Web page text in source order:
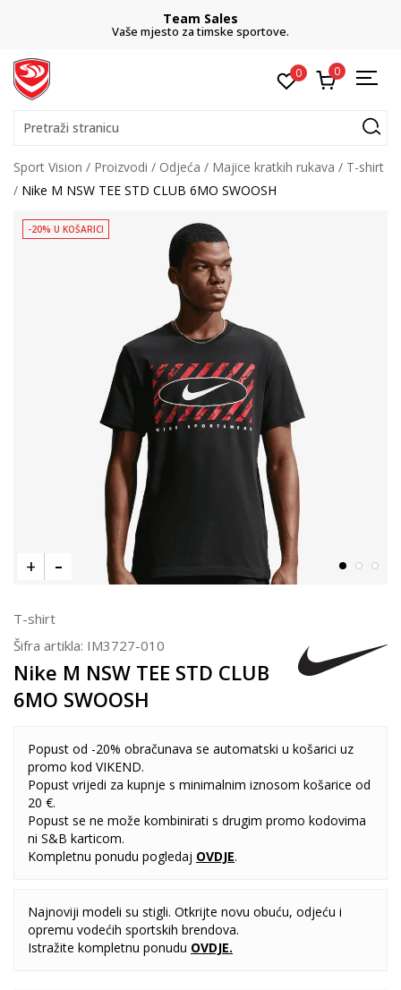
Team Sales
Vaše mjesto za timske sportove.
0 0
Pretraži stranicu
Sport Vision Proizvodi Odjeća Majice kratkih rukava
T-shirt
Nike M NSW TEE STD CLUB 6MO SWOOSH
-20% U KOŠARICI
T-shirt
Šifra artikla: IM3727-010
Nike M NSW TEE STD CLUB
6MO SWOOSH
Popust od -20% obračunava se automatski u košarici uz
promo kod VIKEND.
Popust vrijedi za kupnje s minimalnim iznosom košarice od
20 €.
Popust se ne može kombinirati s drugim promo kodovima
ni S&B karticom.
Kompletnu ponudu pogledaj OVDJE.
Najnoviji modeli su stigli. Otkrijte novu obuću, odjeću i
opremu vodećih sportskih brendova.
Istražite kompletnu ponudu OVDJE.